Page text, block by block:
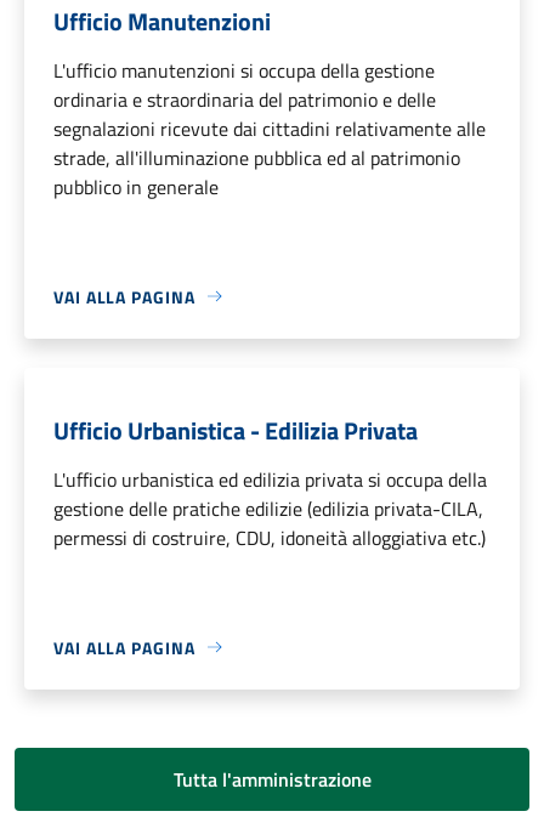
Ufficio Manutenzioni
L'ufficio manutenzioni si occupa della gestione
ordinaria e straordinaria del patrimonio e delle
segnalazioni ricevute dai cittadini relativamente alle
strade, all'illuminazione pubblica ed al patrimonio
pubblico in generale
VAI ALLA PAGINA
Ufficio Urbanistica - Edilizia Privata
L'ufficio urbanistica ed edilizia privata si occupa della
gestione delle pratiche edilizie (edilizia privata-CILA,
permessi di costruire, CDU, idoneità alloggiativa etc.)
VAI ALLA PAGINA
Tutta l'amministrazione